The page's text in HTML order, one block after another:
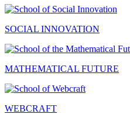
SOCIAL INNOVATION
MATHEMATICAL FUTURE
WEBCRAFT